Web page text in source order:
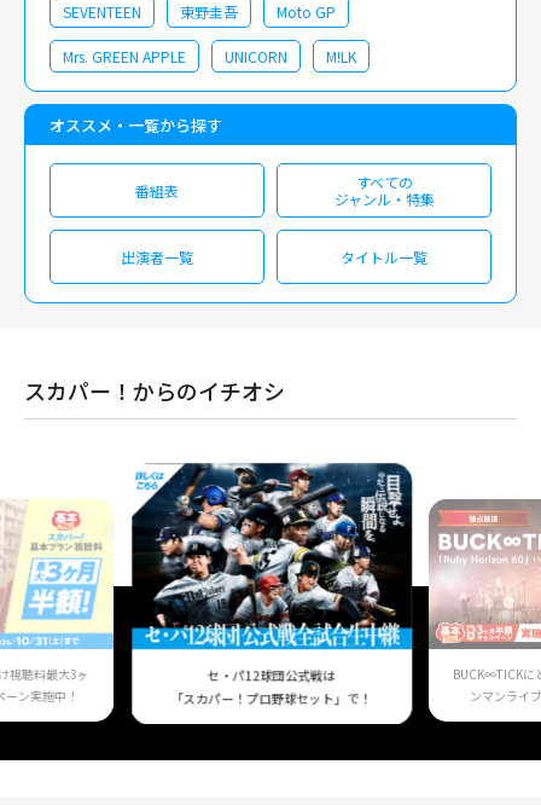
SEVENTEEN 東野圭吾 Moto GP
Mrs. GREEN APPLE UNICORN M!LK
オススメ・一覧から探す
番組表
すべての
ジャンル・特集
出演者一覧 タイトル一覧
スカパー！からのイチオシ
視聴料最大3ヶ
ン実施中！
セ・パ12球団公式戦は
「スカパー！プロ野球セット」で！
BUCK∞TICKに
ンマンライ